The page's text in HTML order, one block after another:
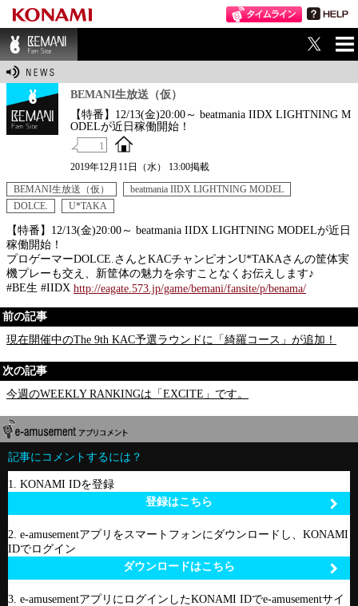
BEMANI Fan Sit
BEMANI生放送（仮）
【特番】12/13(金)20:00～ beatmania IIDX LIGHTNING M
ODELが近日稼働開始！
1
2019年12月11日（水） 13:00掲載
BEMANI生放送（仮）
beatmania IIDX LIGHTNING MODEL
DOLCE.
U*TAKA
【特番】12/13(金)20:00～ beatmania IIDX LIGHTNING MODELが近日
稼働開始！
プロゲーマーDOLCE.さんとKACチャンピオンU*TAKAさんの筐体実
機プレーも交え、新筐体の魅力を余すことなくお伝えします♪
#BE生 #IIDX http://eagate.573.jp/game/bemani/fansite/p/benama/
前の記事
現在開催中のThe 9th KAC予選ラウンドに「綺羅コース」が追加！
次の記事
今週のWEEKLY RANKINGは「EXCITE」です。
記事にコメントするには？
1. KONAMI IDを登録
登録はこちら
2. e-amusementアプリをスマートフォンにダウンロードし、KONAMI
IDでログイン
ダウンロードはこちら
3. e-amusementアプリにログインしたKONAMI IDでe-amusementサイ